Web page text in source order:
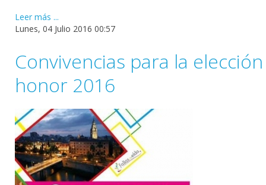
Leer más ...
Lunes, 04 Julio 2016 00:57
Convivencias para la
honor 2016